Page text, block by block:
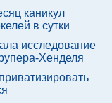
каникул
в сутки
исследование
Хенделя